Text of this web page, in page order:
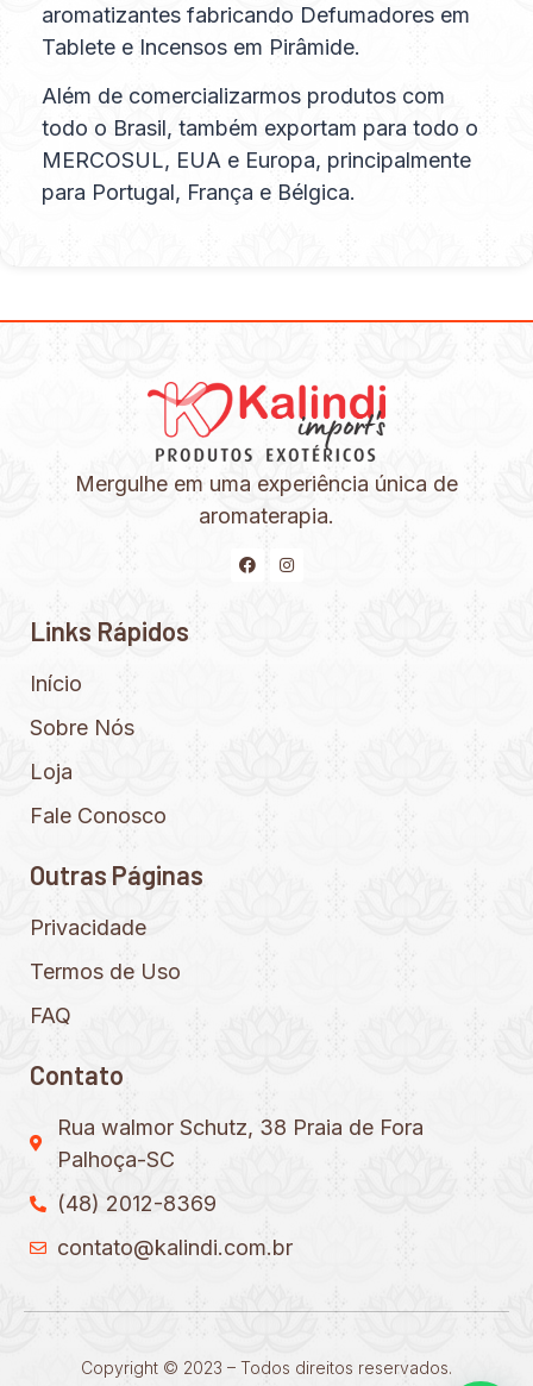
aromatizantes fabricando Defumadores em
Tablete e Incensos em Pirâmide.
Além de comercializarmos produtos com
todo o Brasil, também exportam para todo o
MERCOSUL, EUA e Europa, principalmente
para Portugal, França e Bélgica.
Mergulhe em uma experiência única de
aromaterapia.
Links Rápidos
Início
Sobre Nós
Loja
Fale Conosco
Outras Páginas
Privacidade
Termos de Uso
FAQ
Contato
Rua walmor Schutz, 38 Praia de Fora
Palhoça-SC
(48) 2012-8369
contato@kalindi.com.br
Copyright © 2023 – Todos direitos reservados.